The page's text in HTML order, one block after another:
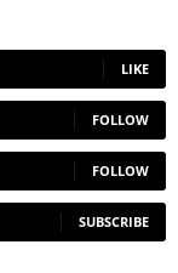
LIKE
FOLLOW
FOLLOW
SUBSCRIBE